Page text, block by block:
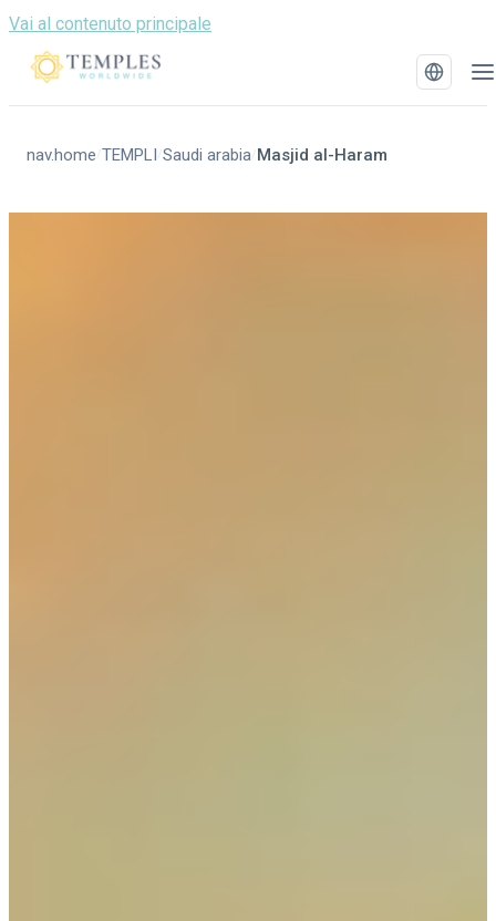
Vai al contenuto principale
nav.home /TEMPLI /Saudi arabia/ Masjid al-Haram